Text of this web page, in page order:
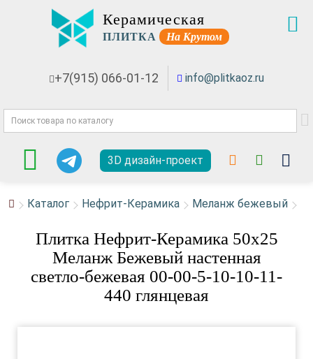
Керамическая
ПЛИТКА На Крутом
+7(915) 066-01-12 info@plitkaoz.ru
3D дизайн-проект
Каталог Нефрит-Керамика Меланж бежевый
Плитка Нефрит-Керамика 50x25
Меланж Бежевый настенная
светло-бежевая 00-00-5-10-10-11-
440 глянцевая